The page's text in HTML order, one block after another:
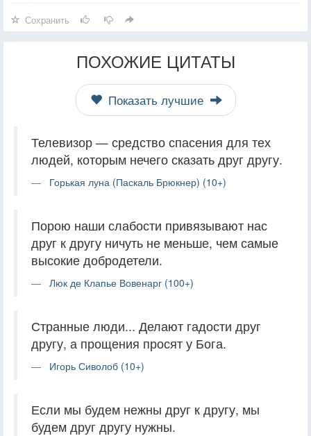
Сохранить
ПОХОЖИЕ ЦИТАТЫ
Показать лучшие
Телевизор — средство спасения для тех
людей, которым нечего сказать друг другу.
Горькая луна (Паскаль Брюкнер) (10+)
Порою наши слабости привязывают нас
друг к другу ничуть не меньше, чем самые
высокие добродетели.
Люк де Клапье Вовенарг (100+)
Странные люди... Делают гадости друг
другу, а прощения просят у Бога.
Игорь Сиволоб (10+)
Если мы будем нежны друг к другу, мы
будем друг другу нужны.